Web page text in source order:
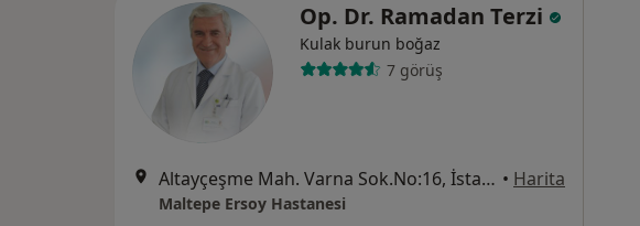
Op. Dr. Ramadan Terzi
Kulak burun boğaz
7 görüş
Altayçeşme Mah. Varna Sok.No:16, İstanbul • Harita
Maltepe Ersoy Hastanesi